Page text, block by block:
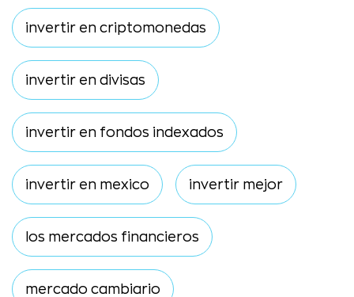
invertir en criptomonedas
invertir en divisas
invertir en fondos indexados
invertir en mexico invertir mejor
los mercados financieros
mercado cambiario